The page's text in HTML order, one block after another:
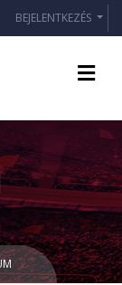
BEJELENTKEZÉS